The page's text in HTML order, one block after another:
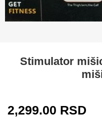
Stimulator
2,299.00 RSD